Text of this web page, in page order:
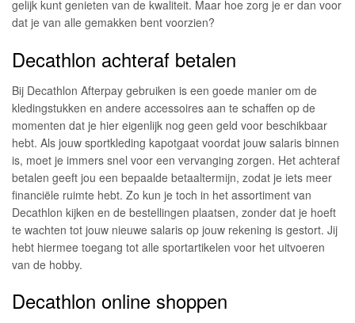
gelijk kunt genieten van de kwaliteit. Maar hoe zorg je er dan voor
dat je van alle gemakken bent voorzien?
Decathlon achteraf betalen
Bij Decathlon Afterpay gebruiken is een goede manier om de
kledingstukken en andere accessoires aan te schaffen op de
momenten dat je hier eigenlijk nog geen geld voor beschikbaar
hebt. Als jouw sportkleding kapotgaat voordat jouw salaris binnen
is, moet je immers snel voor een vervanging zorgen. Het achteraf
betalen geeft jou een bepaalde betaaltermijn, zodat je iets meer
financiële ruimte hebt. Zo kun je toch in het assortiment van
Decathlon kijken en de bestellingen plaatsen, zonder dat je hoeft
te wachten tot jouw nieuwe salaris op jouw rekening is gestort. Jij
hebt hiermee toegang tot alle sportartikelen voor het uitvoeren
van de hobby.
Decathlon online shoppen